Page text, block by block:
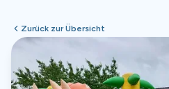
Zurück zur Übersicht